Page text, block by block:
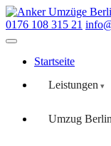
0176 108 315 21
Startseite
Leistungen
Umzug Berlin